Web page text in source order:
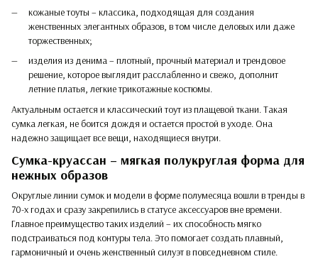
кожаные тоуты – классика, подходящая для создания
женственных элегантных образов, в том числе деловых или даже
торжественных;
изделия из денима – плотный, прочный материал и трендовое
решение, которое выглядит расслабленно и свежо, дополнит
летние платья, легкие трикотажные костюмы.
Актуальным остается и классический тоут из плащевой ткани. Такая
сумка легкая, не боится дождя и остается простой в уходе. Она
надежно защищает все вещи, находящиеся внутри.
Сумка-круассан – мягкая полукруглая форма для
нежных образов
Округлые линии сумок и модели в форме полумесяца вошли в тренды в
70-х годах и сразу закрепились в статусе аксессуаров вне времени.
Главное преимущество таких изделий – их способность мягко
подстраиваться под контуры тела. Это помогает создать плавный,
гармоничный и очень женственный силуэт в повседневном стиле.